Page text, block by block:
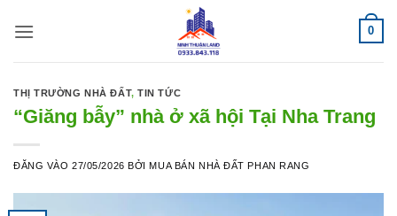
qua
0
THỊ TRƯỜNG NHÀ ĐẤT,TIN TỨC
“Giăng bẫy” nhà ở xã hội Tại Nha Trang
ĐĂNG VÀO27/05/2026 BỞI MUA BÁN NHÀ ĐẤT PHAN RANG